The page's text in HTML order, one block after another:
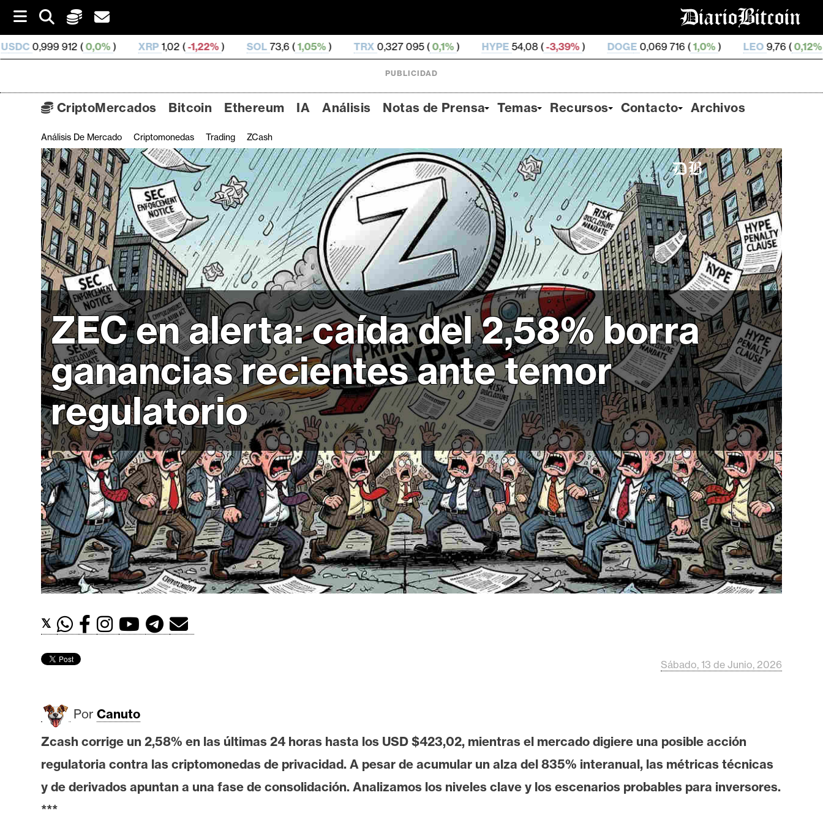
i
p
t
0,0%) XRP1,02 (-1,22%) SOL73,6 (1,05%) TRX0,327 095 ( 0,1% ) HYPE 54,08 ( -3,39%) DOGE0,069 716 (1,0% ) LEO 9,76 (0,12%) ZEC 510,19
C
r
i
p
t
o
M
e
r
c
a
d
o
s
B
i
t
c
o
i
n
E
t
h
e
e
m
I
A
A
n
á
l
PUBLICIDAD
CriptoMercados Bitcoin Ethereum IA Análisis Notas de Prensa Temas Recursos Contacto Archivos
Análisis De Mercado Criptomonedas Trading ZCash
ZEC en alerta: caída del 2,58% borra
ganancias recientes ante temor
regulatorio
𝕏
Sábado, 13 de Junio, 2026
Por Canuto
Zcash corrige un 2,58% en las últimas 24 horas hasta los USD $423,02, mientras el mercado digiere una posible acción
regulatoria contra las criptomonedas de privacidad. A pesar de acumular un alza del 835% interanual, las métricas técnicas
y de derivados apuntan a una fase de consolidación. Analizamos los niveles clave y los escenarios probables para inversores.
***